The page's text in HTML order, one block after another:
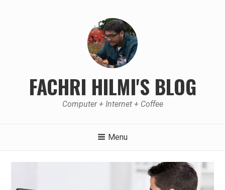
FACHRI HILMI'S BLOG
Computer + Internet + Coffee
Menu